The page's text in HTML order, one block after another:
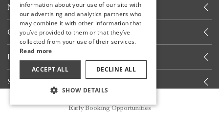
NEWS
OTHER LINKS
LET'S CALL YOU
STAY INFORMED
Early Booking Opportunities
GERMAN
RUSSIAN
information about your use of our site with
our advertising and analytics partners who
may combine it with other information that
you’ve provided to them or that they’ve
collected from your use of their services.
Read more
ACCEPT ALL DECLINE ALL
SHOW DETAILS